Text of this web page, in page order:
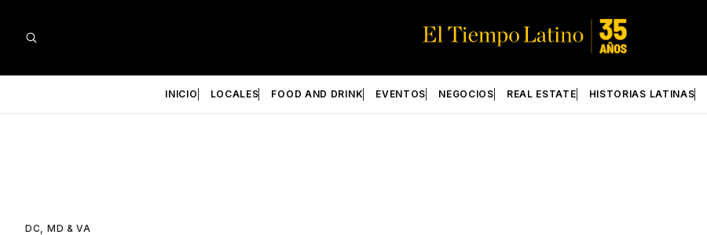
INICIO LOCALES FOOD AND DRINK EVENTOS NEGOCIOS REAL ESTATE HISTORIAS LATINAS
DC, MD & VA